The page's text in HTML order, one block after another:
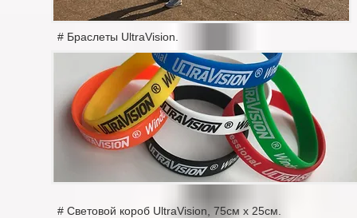
# Браслеты UltraVision.
# Световой короб UltraVision, 75см х 25см.